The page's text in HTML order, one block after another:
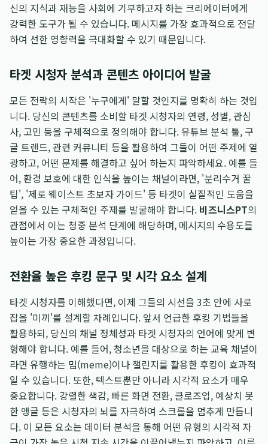
신의 지식과 재능을 사회에 기부하고자 하는 크리에이터에게
강력한 도구가 될 수 있습니다. 메시지를 가장 효과적으로 전달
하여 선한 영향력을 극대화할 수 있기 때문입니다.
타겟 시청자 분석과 콘텐츠 아이디어 발굴
모든 전략의 시작은 '누구에게' 말할 것인지를 명확히 하는 것입
니다. 당신의 콘텐츠를 소비할 타겟 시청자의 연령, 성별, 관심
사, 고민 등을 구체적으로 정의해야 합니다. 유튜브 분석 툴, 구
글 트렌드, 관련 커뮤니티 등을 활용하여 그들이 어떤 주제에 열
광하고, 어떤 문제를 해결하고 싶어 하는지 파악하세요. 예를 들
어, 환경 보호에 대한 인식을 높이는 채널이라면, '분리수거 꿀
팁', '제로 웨이스트 초보자 가이드' 등 타겟이 실질적인 도움을
얻을 수 있는 구체적인 주제를 발굴해야 합니다. 비즈니스PT의
관점에서 이는 청중 분석 단계에 해당하며, 메시지의 수용도를
높이는 가장 중요한 과정입니다.
전환율 높은 후킹 문구 및 시각 요소 설계
타겟 시청자를 이해했다면, 이제 그들의 시선을 3초 안에 사로
잡을 '미끼'를 설계할 차례입니다. 앞서 언급한 후킹 기법들을
활용하되, 당신의 채널 정체성과 타겟 시청자의 언어에 맞게 변
형해야 합니다. 예를 들어, 청소년을 대상으로 하는 교육 채널이
라면 유행하는 밈(meme)이나 챌린지를 활용한 후킹이 효과적
일 수 있습니다. 또한, 텍스트뿐만 아니라 시각적 요소가 매우
중요합니다. 강렬한 색감, 빠른 화면 전환, 클로즈업, 예상치 못
한 앵글 등은 시청자의 뇌를 자극하여 스크롤을 멈추게 만듭니
다. 이 모든 요소는 데이터 분석을 통해 어떤 유형의 시각적 자